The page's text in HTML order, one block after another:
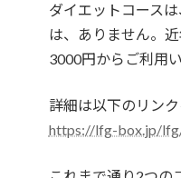
ダイエットコース
は、ありません。
3000円からご利用
詳細は以下のリンク
https://lfg-box.jp/